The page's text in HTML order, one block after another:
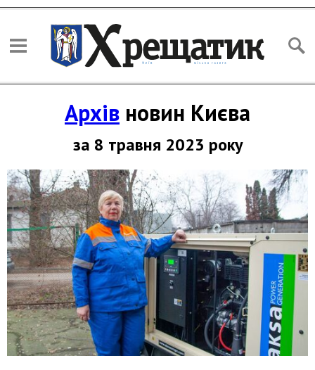
Архів новин Києва
за 8 травня 2023 року